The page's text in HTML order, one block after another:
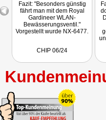
Fazit: "Besonders günstig
fährt man mit dem Royal
Gardineer WLAN-
Bewässerungsventil."
Vorgestellt wurde NX-6477.
CHIP 06/24